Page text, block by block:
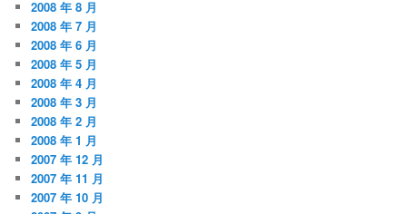
2008 年 8 月
2008 年 7 月
2008 年 6 月
2008 年 5 月
2008 年 4 月
2008 年 3 月
2008 年 2 月
2008 年 1 月
2007 年 12 月
2007 年 11 月
2007 年 10 月